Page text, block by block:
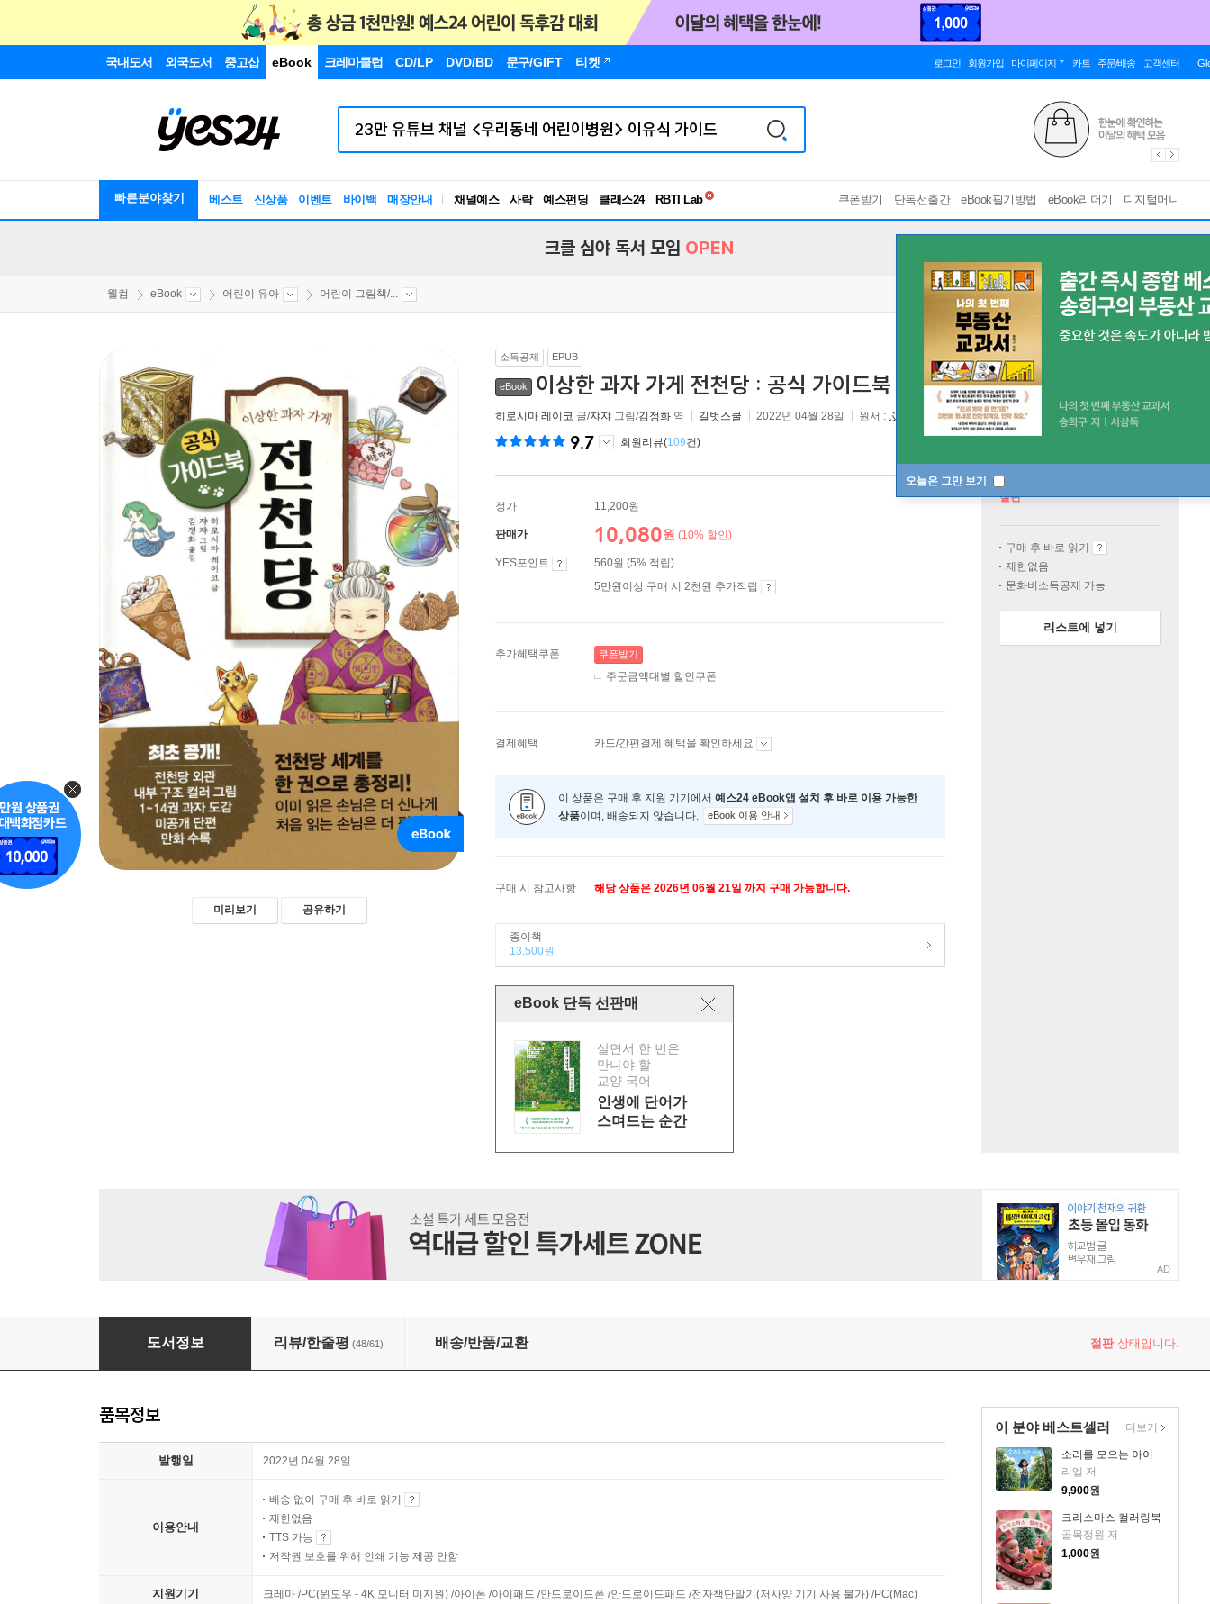
국내도서 외국도서 중고샵 eBook 크레마클럽 CD/LP DVD/BD 문구/GIFT 티켓 로그인 회원가입 마이페이지 카트 주문/배송 고객센터
빠른분야찾기 베스트 신상품 이벤트 바이백 매장안내 채널예스 사락 예스펀딩 클래스24
RBTI Lab
독서유형검사
쿠폰받기 단독선출간 eBook필기방법 eBook리더기 디지털머니
오늘은 그만 보기
크클 심야 독서 모임 OPEN
웰컴 eBook 어린이 유아 어린이 그림책/...
미리보기 공유하기
소득공제 EPUB
eBook 이상한 과자 가게 전천당 : 공식 가이드북 [ EPUB ]
히로시마 레이코 글/쟈쟈 그림/김정화 역 길벗스쿨 2022년 04월 28일 원서 : ふしぎ馱菓子屋 錢天堂にようこそ 公式ガイドブック
9.7 회원리뷰(109건)
정가 11,200원
판매가 10,080원 (10% 할인)
YES포인트
560원 (5% 적립)
5만원이상 구매 시 2천원 추가적립
추가혜택쿠폰 쿠폰받기
주문금액대별 할인쿠폰
결제혜택 카드/간편결제 혜택을 확인하세요
이 상품은 구매 후 지원 기기에서 예스24 eBook앱 설치 후 바로 이용 가능한
상품이며, 배송되지 않습니다. eBook 이용 안내
구매 시 참고사항 해당 상품은 2026년 06월 21일 까지 구매 가능합니다.
종이책
13,500원
eBook 단독 선판매
살면서 한 번은
만나야 할
교양 국어
인생에 단어가
스며드는 순간
절판
구매 후 바로 읽기
제한없음
문화비소득공제 가능
리스트에 넣기
AD
이상한 과자 가게 전천당 : 공식 가이드북
도서정보 리뷰/한줄평 (48/61) 배송/반품/교환 절판상태입니다.
이 분야 베스트셀러
소리를 모으는 아이
리엘 저
9,900원
크리스마스 컬러링북
골목정원 저
1,000원
더보기
품목정보
발행일 2022년 04월 28일
이용안내
배송 없이 구매 후 바로 읽기
제한없음
TTS 가능
저작권 보호를 위해 인쇄 기능 제공 안함
지원기기 크레마 /PC(윈도우 - 4K 모니터 미지원) /아이폰 /아이패드 /안드로이드폰 /안드로이드패드 /전자책단말기(저사양 기기 사용 불가) /PC(Mac)